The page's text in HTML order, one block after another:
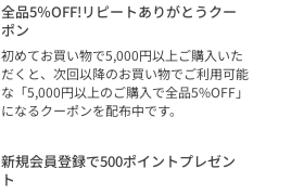
全品5％OFF!リピートありがとうクー
ポン
初めてお買い物で5,000円以上ご購入いた
だくと、次回以降のお買い物でご利用可能
な「5,000円以上のご購入で全品5%OFF」
になるクーポンを配布中です。
新規会員登録で500ポイントプレゼン
ト